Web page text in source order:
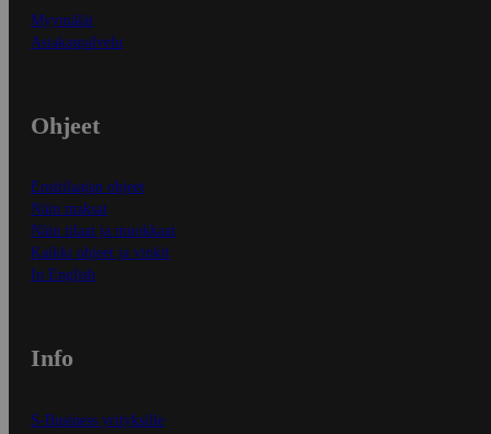
Myymälät
Asiakaspalvelu
Ohjeet
Ensitilaajan ohjeet
Näin maksat
Näin tilaat ja muokkaat
Kaikki ohjeet ja vinkit
In English
Info
S-Business yrityksille